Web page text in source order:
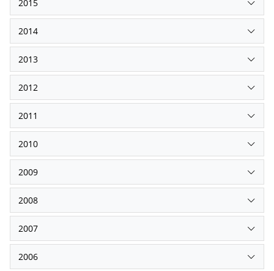
2015
2014
2013
2012
2011
2010
2009
2008
2007
2006